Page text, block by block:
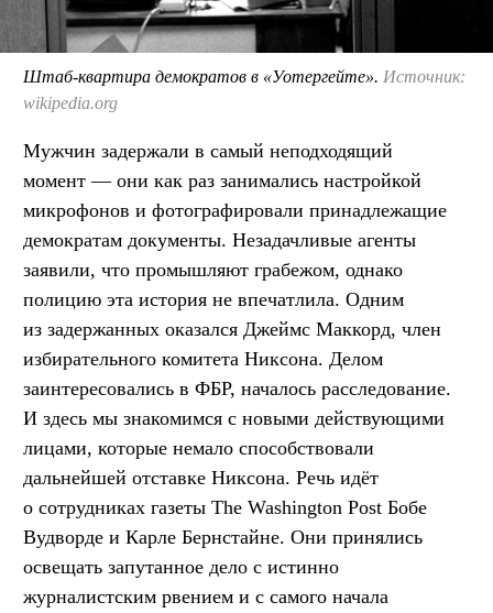
Штаб-квартира демократов в «Уотергейте». Источник:
wikipedia.org
Мужчин задержали в самый неподходящий
момент — они как раз занимались настройкой
микрофонов и фотографировали принадлежащие
демократам документы. Незадачливые агенты
заявили, что промышляют грабежом, однако
полицию эта история не впечатлила. Одним
из задержанных оказался Джеймс Маккорд, член
избирательного комитета Никсона. Делом
заинтересовались в ФБР, началось расследование.
И здесь мы знакомимся с новыми действующими
лицами, которые немало способствовали
дальнейшей отставке Никсона. Речь идёт
о сотрудниках газеты The Washington Post Бобе
Вудворде и Карле Бернстайне. Они принялись
освещать запутанное дело с истинно
журналистским рвением и с самого начала